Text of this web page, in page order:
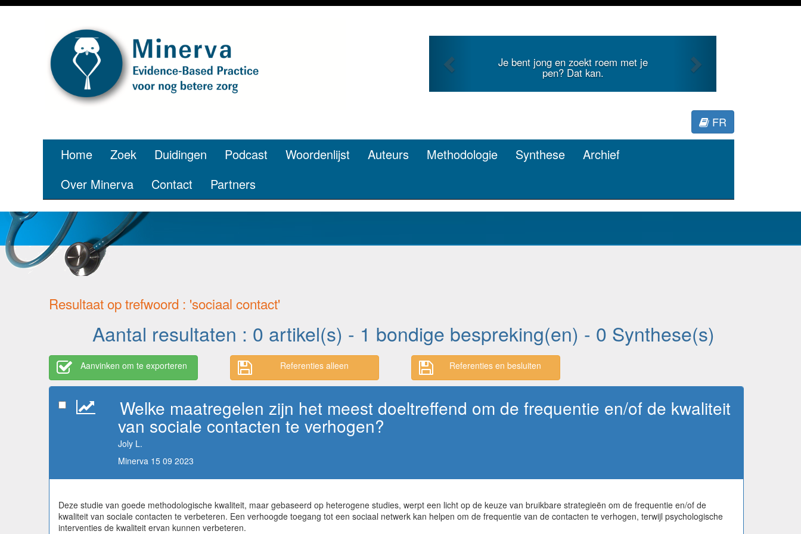
Je bent jong en zoekt roem met je
pen? Dat kan.
FR
Home Zoek Duidingen Podcast Woordenlijst Auteurs Methodologie Synthese
Archief
Over Minerva
Contact Partners
Resultaat op trefwoord : 'sociaal contact'
Aantal resultaten : 0 artikel(s) - 1 bondige bespreking(en) - 0 Synthese(s)
Aanvinken om te exporteren Referenties alleen Referenties en besluiten
Welke maatregelen zijn het meest doeltreffend om de frequentie en/of de kwaliteit
van sociale contacten te verhogen?
Joly L.
Minerva 15 09 2023
Deze studie van goede methodologische kwaliteit, maar gebaseerd op heterogene studies, werpt een licht op de keuze van bruikbare strategieën om de frequentie en/of de
kwaliteit van sociale contacten te verbeteren. Een verhoogde toegang tot een sociaal netwerk kan helpen om de frequentie van de contacten te verhogen, terwijl psychologische
interventies de kwaliteit ervan kunnen verbeteren.